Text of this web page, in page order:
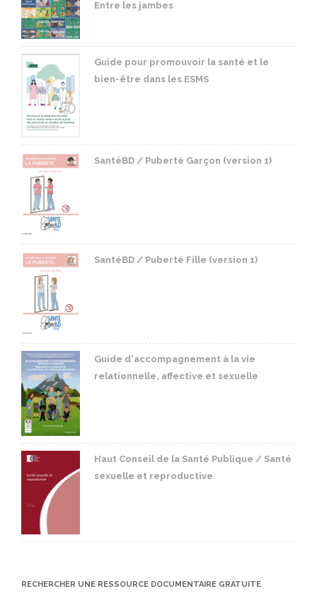
Entre les jambes
Guide pour promouvoir la santé et le
bien-être dans les ESMS
SantéBD / Puberté Garçon (version 1)
SantéBD / Puberté Fille (version 1)
Guide d'accompagnement à la vie
relationnelle, affective et sexuelle
Haut Conseil de la Santé Publique / Santé
sexuelle et reproductive
RECHERCHER UNE RESSOURCE DOCUMENTAIRE GRATUITE